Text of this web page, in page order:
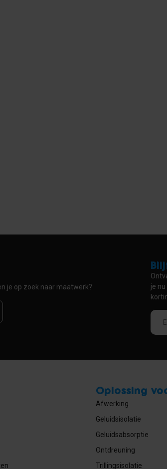
je op zoek naar maatwerk?
je
Oplossing
Afwerking
Geluidsisolatie
Geluidsabsorptie
Ontdreuning
Trillingsisolatie